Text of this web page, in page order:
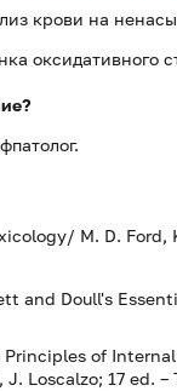
крови на
оксидативного
M. D. Ford,
and Doull's
of
J. Loscalzo; 17 ed.